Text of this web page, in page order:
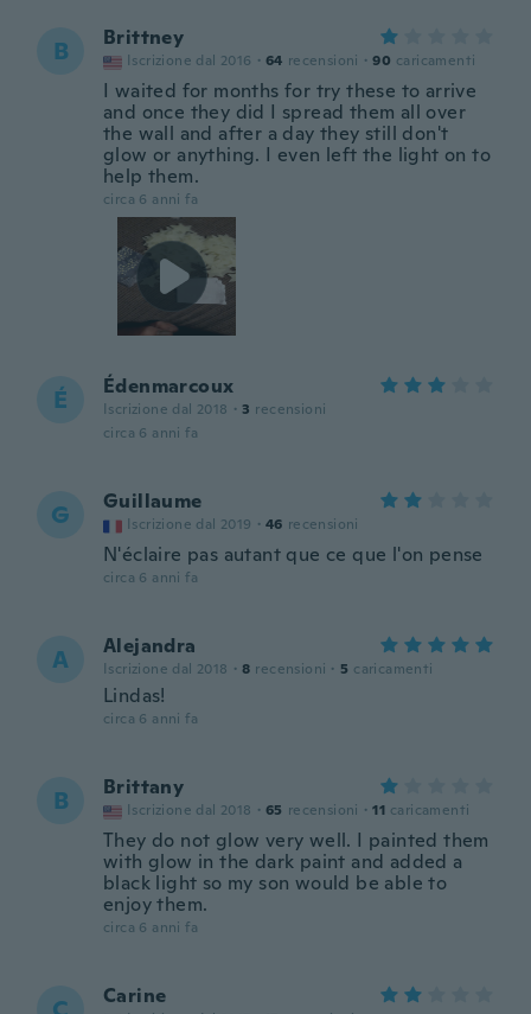
B Brittney
Iscrizione dal 2016 · 64 recensioni · 90 caricamenti
I waited for months for try these to arrive
and once they did I spread them all over
the wall and after a day they still don't
glow or anything. I even left the light on to
help them.
circa 6 anni fa
É Édenmarcoux
Iscrizione dal 2018 · 3 recensioni
circa 6 anni fa
G Guillaume
Iscrizione dal 2019 · 46 recensioni
N'éclaire pas autant que ce que l'on pense
circa 6 anni fa
A Alejandra
Iscrizione dal 2018 · 8 recensioni · 5 caricamenti
Lindas!
circa 6 anni fa
B Brittany
Iscrizione dal 2018 · 65 recensioni · 11 caricamenti
They do not glow very well. I painted them
with glow in the dark paint and added a
black light so my son would be able to
enjoy them.
circa 6 anni fa
Carine